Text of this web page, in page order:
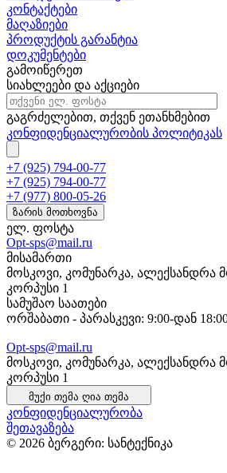
კონტაქტები
მაღაზიები
პროდუქტის გარანტია
დოკუმენტები
გამოიწერეთ
სიახლეები და აქციები
გაგრძელებით, თქვენ ეთანხმებით
კონფიდენციალურობის პოლიტიკას
+7 (925) 794-00-77
+7 (925) 794-00-77
+7 (977) 800-05-26
ზარის მოთხოვნა
ელ. ფოსტა
Opt-sps@mail.ru
მისამართი
მოსკოვი, კომუნარკა, ალექსანდრა
კორპუსი 1
სამუშაო საათები
ორშაბათი - პარასკევი: 9:00-დან
Opt-sps@mail.ru
მოსკოვი, კომუნარკა, ალექსანდრა
კორპუსი 1
მუქი თემა ღია თემა
კონფიდენციალურობა
შეთავაზება
© 2026 ბერგერი: სანტექნიკა